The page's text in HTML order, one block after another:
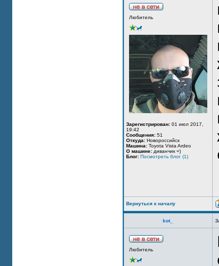
Любитель
Зарегистрирован: 01 июл 2017,
19:42
Сообщения: 51
Откуда: Новороссийск
Машина: Toyota Vista Ardeo
О машине: диванчик =)
Блог: Посмотреть блог (1)
Вернуться к началу
kot_
Любитель